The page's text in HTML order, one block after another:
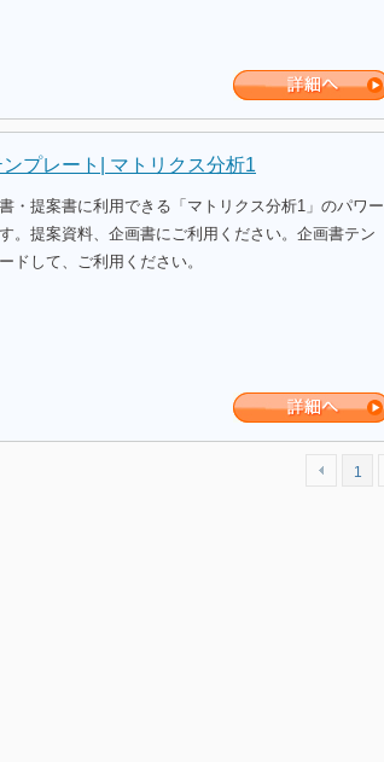
プレート| マトリクス分析1
・提案書に利用できる「マトリクス分析1」のパワー
。提案資料、企画書にご利用ください。企画書テン
ドして、ご利用ください。
1